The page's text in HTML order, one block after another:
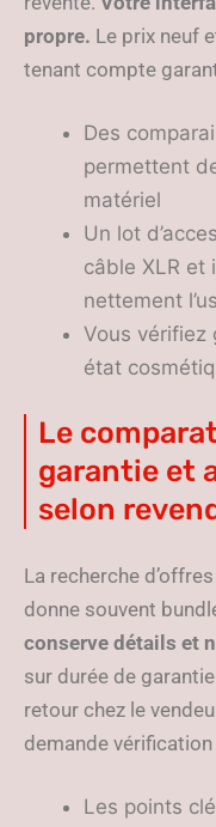
propre. Le prix neuf
tenant compte
Des
permettent
matériel
Un lot
câble XLR et
nettement
Vous vérifiez
état
Le
garantie et
selon
La recherche
donne souvent
conserve détails et
sur durée de
retour chez le
demande
Les points